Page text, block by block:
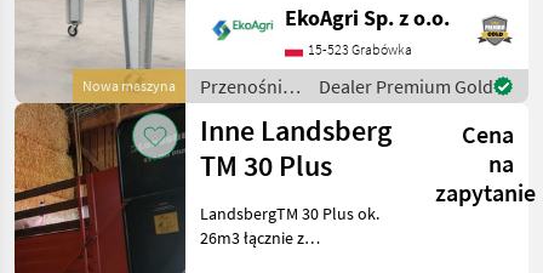
Nowa maszyna
angebotene Trichter dient
als praktischer
Pufferbehälter bei
Umladearbeiten und
optimiert
EkoAgri Sp. z o.o.
15-523 Grabówka
Przenośniki
/ Sonstige
Dealer Premium Gold
Inne Landsberg
TM 30 Plus
Cena
na
zapytanie
LandsbergTM 30 Plus ok.
26m3 łącznie z